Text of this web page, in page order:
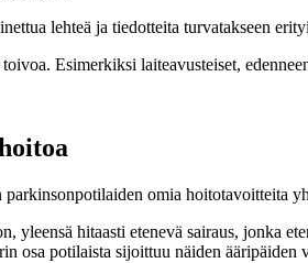
lehteä ja tiedotteita turvatakseen
Esimerkiksi laiteavusteiset,
omia hoitotavoitteita
yleensä hitaasti etenevä sairaus, jonka
osa potilaista sijoittuu näiden ääripäiden